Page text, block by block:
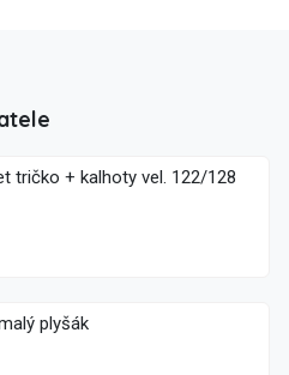
tričko + kalhoty vel. 122/128
plyšák